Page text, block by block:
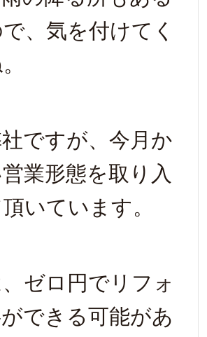
、気を付けてく
ですが、今月か
業形態を取り入
いています。
ゼロ円でリフォ
できる可能があ